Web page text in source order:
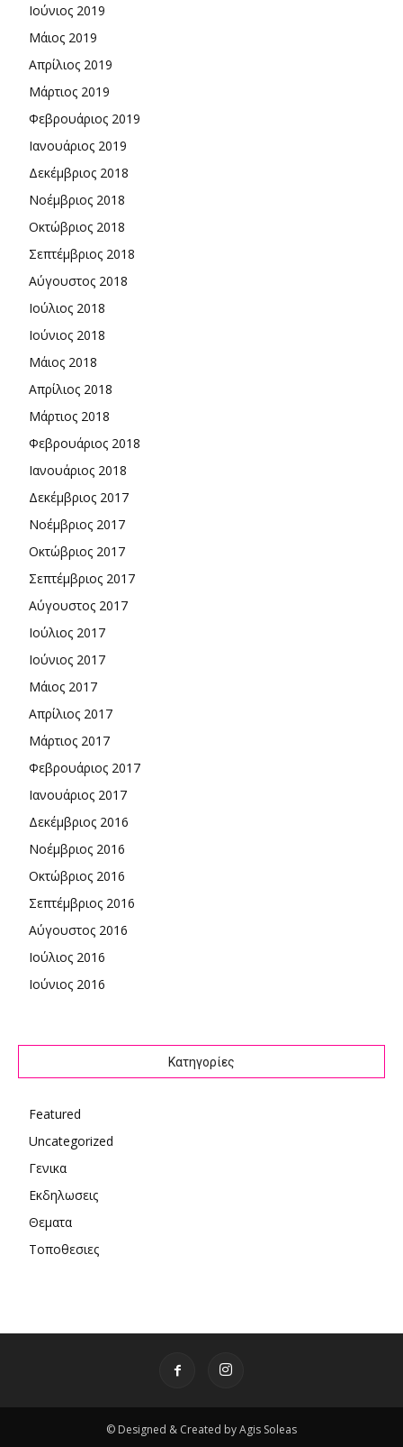
Ιούνιος 2019
Μάιος 2019
Απρίλιος 2019
Μάρτιος 2019
Φεβρουάριος 2019
Ιανουάριος 2019
Δεκέμβριος 2018
Νοέμβριος 2018
Οκτώβριος 2018
Σεπτέμβριος 2018
Αύγουστος 2018
Ιούλιος 2018
Ιούνιος 2018
Μάιος 2018
Απρίλιος 2018
Μάρτιος 2018
Φεβρουάριος 2018
Ιανουάριος 2018
Δεκέμβριος 2017
Νοέμβριος 2017
Οκτώβριος 2017
Σεπτέμβριος 2017
Αύγουστος 2017
Ιούλιος 2017
Ιούνιος 2017
Μάιος 2017
Απρίλιος 2017
Μάρτιος 2017
Φεβρουάριος 2017
Ιανουάριος 2017
Δεκέμβριος 2016
Νοέμβριος 2016
Οκτώβριος 2016
Σεπτέμβριος 2016
Αύγουστος 2016
Ιούλιος 2016
Ιούνιος 2016
Kατηγορίες
Featured
Uncategorized
Γενικα
Εκδηλωσεις
Θεματα
Τοποθεσιες
© Designed & Created by Agis Soleas